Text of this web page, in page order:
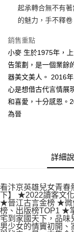
每筆NT$60，滿
宅配
每筆NT$100，滿
起承轉合無不有
的魅力，手不釋卷
銷售重點
小麥 生於1975年，
告策劃，是一個業餘
器美文美人。 2016
心是想借古代言情展
和喜愛，十分感恩。
為晉
詳細
看汴京英雄兒女青春
下】 ★2022讀客文
★晉江古言金榜 ★微
榜、出版榜TOP1 ★
宅到家國天下，品味
男少女的情竇初開、